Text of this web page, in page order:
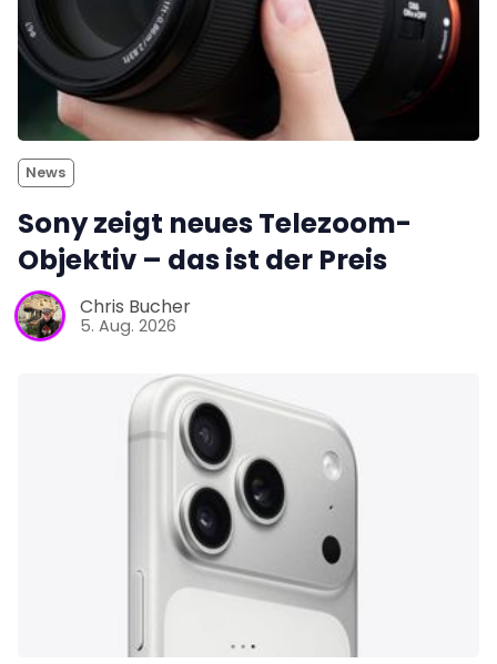
News
Sony zeigt neues Telezoom-
Objektiv – das ist der Preis
Chris Bucher
5. Aug. 2026